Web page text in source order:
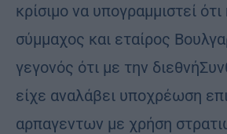
κρίσιμο να υπογραμμιστεί ότι
σύμμαχος και εταίρος
γεγονός ότι με την
είχε αναλάβει υποχρέωση
αρπαγεντων με χρήση